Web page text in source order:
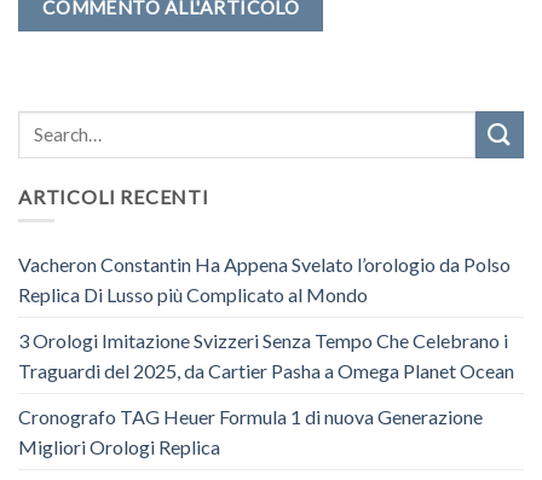
ARTICOLI RECENTI
Vacheron Constantin Ha Appena Svelato l’orologio da Polso
Replica Di Lusso più Complicato al Mondo
3 Orologi Imitazione Svizzeri Senza Tempo Che Celebrano i
Traguardi del 2025, da Cartier Pasha a Omega Planet Ocean
Cronografo TAG Heuer Formula 1 di nuova Generazione
Migliori Orologi Replica